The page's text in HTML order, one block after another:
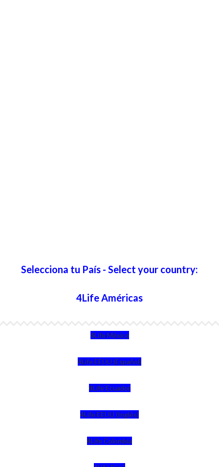
Selecciona tu País - Select your country:
4Life Américas
4Life México
4Life EEUU (Español)
4Life Ecuador
4Life EEUU (Inglés)
4Life Colombia